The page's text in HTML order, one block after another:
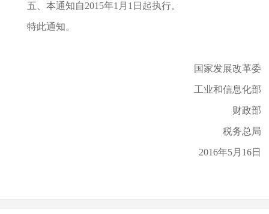
五、本通知自2015年1月1日起执行。
特此通知。
国家发展改革委
工业和信息化部
财政部
税务总局
2016年5月16日